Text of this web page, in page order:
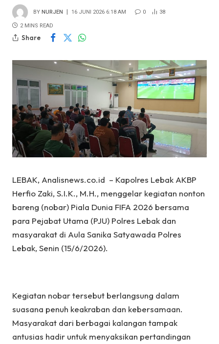
BY NURJEN 16 JUNI 2026 6:18 AM 0 38
2 MINS READ
Share
LEBAK, Analisnews.co.id – Kapolres Lebak AKBP
Herfio Zaki, S.I.K., M.H., menggelar kegiatan nonton
bareng (nobar) Piala Dunia FIFA 2026 bersama
para Pejabat Utama (PJU) Polres Lebak dan
masyarakat di Aula Sanika Satyawada Polres
Lebak, Senin (15/6/2026).
Kegiatan nobar tersebut berlangsung dalam
suasana penuh keakraban dan kebersamaan.
Masyarakat dari berbagai kalangan tampak
antusias hadir untuk menyaksikan pertandingan